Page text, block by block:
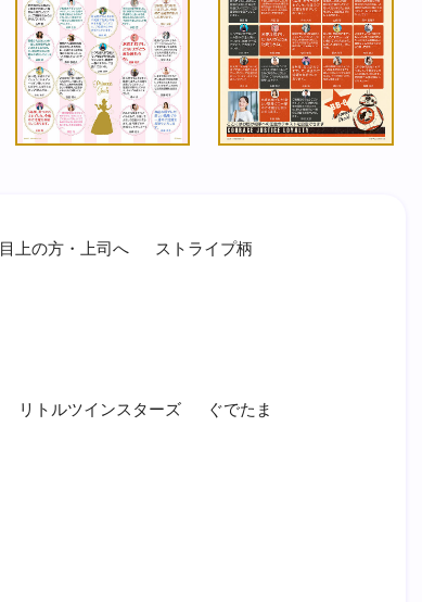
目上の方・上司へ
ストライプ柄
リトルツインスターズ
ぐでたま